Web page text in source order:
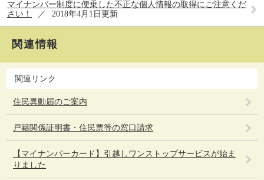
マイナンバー制度に便乗した不正な個人情報の取得にご注意くだ
さい！
2018年4月1日更新
関連情報
関連リンク
住民異動届のご案内
戸籍関係証明書・住民票等の窓口請求
【マイナンバーカード】引越しワンストップサービスが始ま
りました